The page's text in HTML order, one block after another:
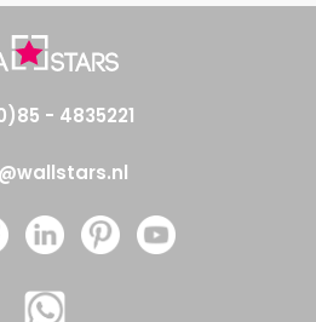
- 4835221